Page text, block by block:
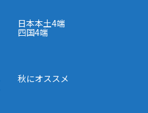
日本本土4端
四国4端
秋にオススメ